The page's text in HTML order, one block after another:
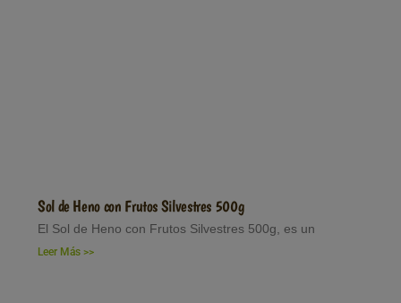
Sol de Heno con Frutos Silvestres 500g
El Sol de Heno con Frutos Silvestres 500g, es un
Leer Más >>